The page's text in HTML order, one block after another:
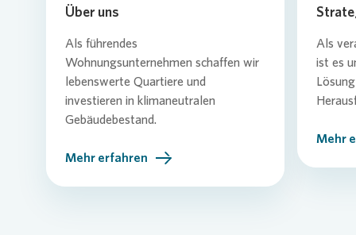
Über uns
Als führendes
Wohnungsunternehmen schaffen wir
lebenswerte Quartiere und
investieren in klimaneutralen
Gebäudebestand.
Mehr erfahren
Als
ist es
Mehr